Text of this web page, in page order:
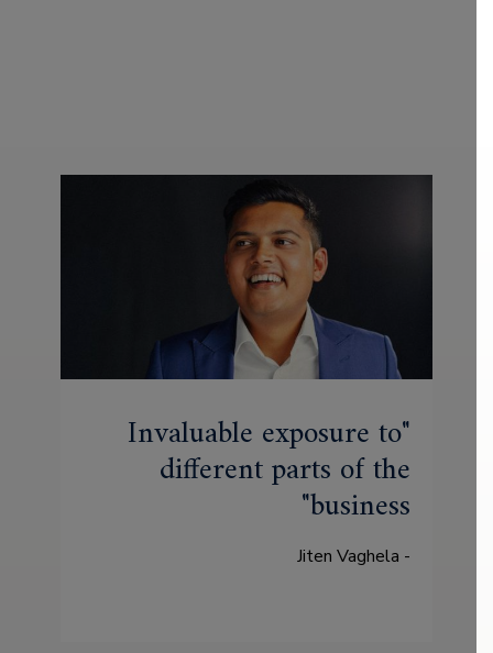
Invaluable exposure to
different parts of the
business